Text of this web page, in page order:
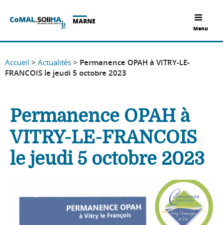
Menu
MARNE
Accueil > Actualités > Permanence OPAH à VITRY-LE-
FRANCOIS le jeudi 5 octobre 2023
Permanence OPAH à
VITRY-LE-FRANCOIS
le jeudi 5 octobre 2023